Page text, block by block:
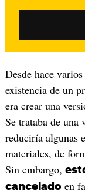
Desde hace
existencia de un
era crear una
Se trataba de una
reduciría algunas
materiales, de
Sin embargo,
cancelado en